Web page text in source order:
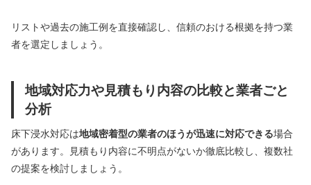
リストや過去の施工例を直接確認し、信頼のおける根拠を持つ業
者を選定しましょう。
地域対応力や見積もり内容の比較と業者ごと
分析
床下浸水対応は地域密着型の業者のほうが迅速に対応できる場合
があります。見積もり内容に不明点がないか徹底比較し、複数社
の提案を検討しましょう。